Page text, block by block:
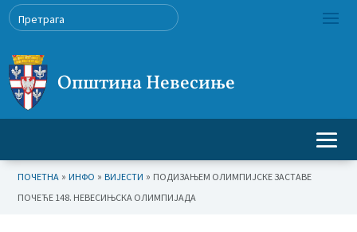
Општина Невесиње
ПОЧЕТНА » ИНФО » ВИЈЕСТИ » ПОДИЗАЊЕМ ОЛИМПИЈСКЕ ЗАСТАВЕ
ПОЧЕЋЕ 148. НЕВЕСИЊСКА ОЛИМПИЈАДА